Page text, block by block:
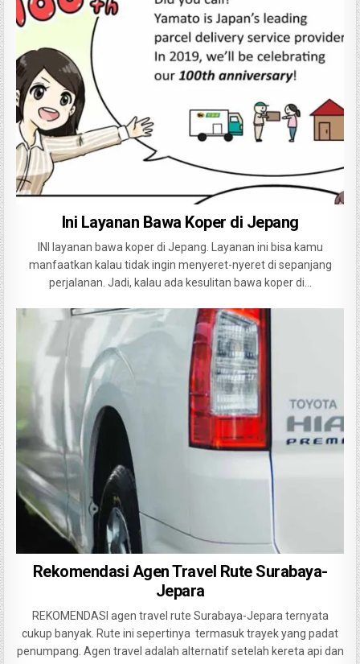
Ini Layanan Bawa Koper di Jepang
INI layanan bawa koper di Jepang. Layanan ini bisa kamu
manfaatkan kalau tidak ingin menyeret-nyeret di sepanjang
perjalanan. Jadi, kalau ada kesulitan bawa koper di…
Rekomendasi Agen Travel Rute Surabaya-
Jepara
REKOMENDASI agen travel rute Surabaya-Jepara ternyata
cukup banyak. Rute ini sepertinya termasuk trayek yang padat
penumpang. Agen travel adalah alternatif setelah kereta api dan